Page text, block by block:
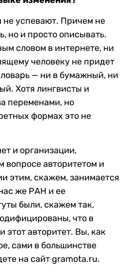
успевают. Причем не
но и просто описывать.
словом в интернете, ни
человеку не придет
— ни в бумажный, ни
Хотя лингвисты и
переменами, но
формах это не
и организации,
вопросе авторитетом и
этим, скажем, занимается
же РАН и ее
были, скажем так,
что в
этот авторитет. Вы, как
сами в большинстве
на сайт gramota.ru.